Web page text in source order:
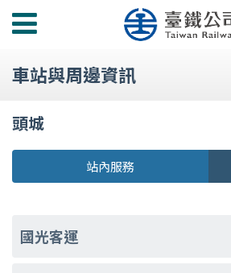
功
選
車站與周邊資訊
頭城
站內服務
國光客運